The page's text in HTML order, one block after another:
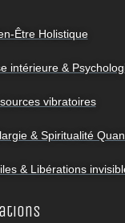
Être Holistique
intérieure &
vibratoires
& Spiritualité
& Libérations